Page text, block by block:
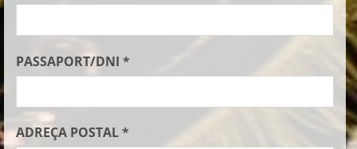
PASSAPORT/DNI *
ADREÇA POSTAL *